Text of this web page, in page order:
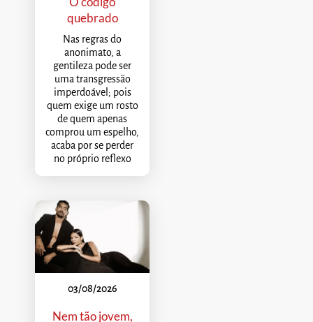
quebrado
Nas regras do
anonimato, a
gentileza pode ser
uma transgressão
imperdoável; pois
quem exige um rosto
de quem apenas
comprou um espelho,
acaba por se perder
no próprio reflexo
03/08/2026
Nem tão jovem,